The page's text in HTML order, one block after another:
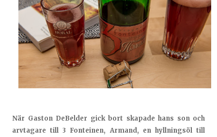
När Gaston DeBelder gick bort skapade hans son och
arvtagare till 3 Fonteinen, Armand, en hyllningsöl till